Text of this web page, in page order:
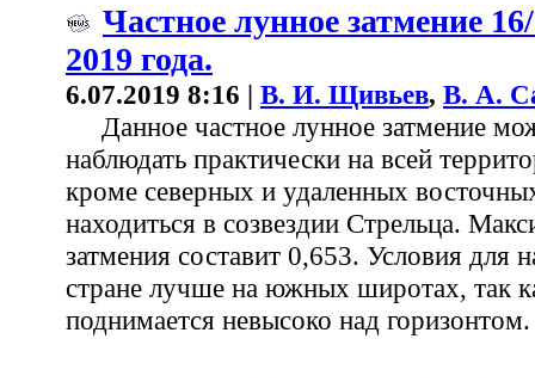
Частное лунное затмение
2019 года.
6.07.2019 8:16 | В. И. Щивьев, В. А.
Данное частное лунное затмение
наблюдать практически на всей
кроме северных и удаленных
находиться в созвездии Стрельца.
затмения составит 0,653. Условия для
стране лучше на южных широтах, так
поднимается невысоко над горизонтом.